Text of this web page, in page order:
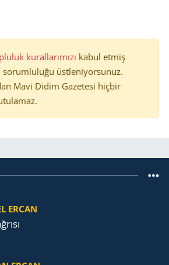
kurallarımızı kabul etmiş
üstleniyorsunuz.
Mavi Didim Gazetesi hiçbir
ERCAN